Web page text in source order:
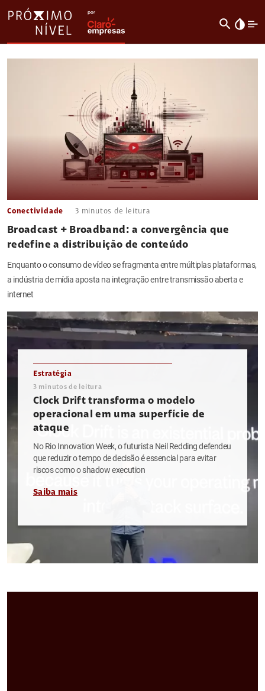
search invert_colors
Conectividade 3 minutos de leitura
Broadcast + Broadband: a convergência que
redefine a distribuição de conteúdo
Enquanto o consumo de vídeo se fragmenta entre múltiplas plataformas,
a indústria de mídia aposta na integração entre transmissão aberta e
internet
Estratégia
3 minutos de leitura
Clock Drift transforma o modelo
operacional em uma superfície de
ataque
No Rio Innovation Week, o futurista Neil Redding defendeu
que reduzir o tempo de decisão é essencial para evitar
riscos como o shadow execution
Saiba mais